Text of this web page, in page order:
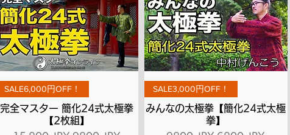
Vista rapida
SALE6,000円OFF！
完全マスター 簡化24式太極拳
【2枚組】
Vista rapida
SALE3,000円OFF！
みんなの太極拳【簡化24式太極
拳】